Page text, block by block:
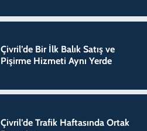
Çivril’de Bir İlk Balık Satış ve
Pişirme Hizmeti Aynı Yerde
Çivril’de Trafik Haftasında Ortak